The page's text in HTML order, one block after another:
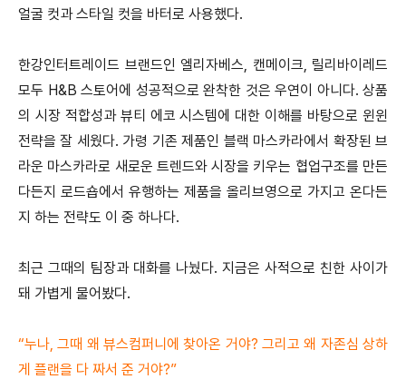
얼굴 컷과 스타일 컷을 바터로 사용했다.
한강인터트레이드 브랜드인 엘리자베스, 캔메이크, 릴리바이레드
모두 H&B 스토어에 성공적으로 완착한 것은 우연이 아니다. 상품
의 시장 적합성과 뷰티 에코 시스템에 대한 이해를 바탕으로 윈윈
전략을 잘 세웠다. 가령 기존 제품인 블랙 마스카라에서 확장된 브
라운 마스카라로 새로운 트렌드와 시장을 키우는 협업구조를 만든
다든지 로드숍에서 유행하는 제품을 올리브영으로 가지고 온다든
지 하는 전략도 이 중 하나다.
최근 그때의 팀장과 대화를 나눴다. 지금은 사적으로 친한 사이가
돼 가볍게 물어봤다.
“누나, 그때 왜 뷰스컴퍼니에 찾아온 거야? 그리고 왜 자존심 상하
게 플랜을 다 짜서 준 거야?”